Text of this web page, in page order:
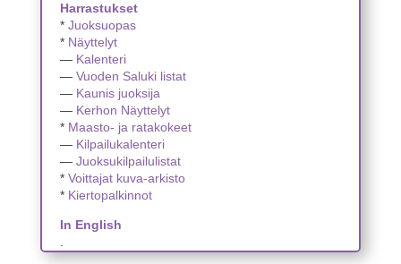
Harrastukset
* Juoksuopas
* Näyttelyt
— Kalenteri
— Vuoden Saluki listat
— Kaunis juoksija
— Kerhon Näyttelyt
* Maasto- ja ratakokeet
— Kilpailukalenteri
— Juoksukilpailulistat
* Voittajat kuva-arkisto
* Kiertopalkinnot
In English